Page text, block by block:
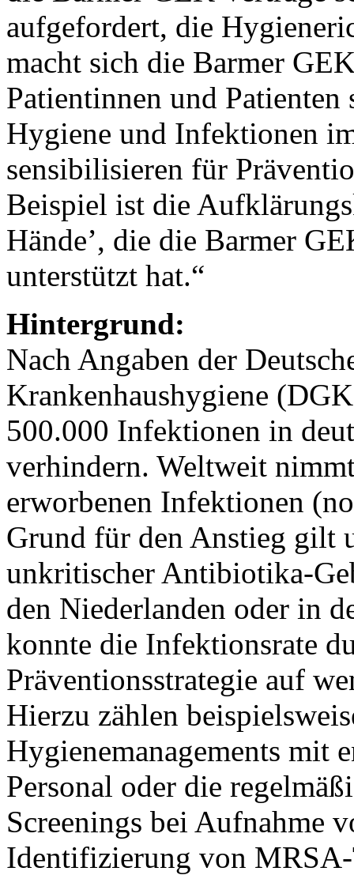
aufgefordert, die
macht sich die Barmer
Patientinnen und
Hygiene und Infektionen
sensibilisieren für
Beispiel ist die
Hände’, die die Barmer
unterstützt hat.“
Hintergrund:
Nach Angaben der
Krankenhaushygiene
500.000 Infektionen in
verhindern. Weltweit
erworbenen Infektionen
Grund für den Anstieg gilt
unkritischer Antibiotika-
den Niederlanden oder in
konnte die Infektionsrate
Präventionsstrategie auf
Hierzu zählen
Hygienemanagements mit
Personal oder die
Screenings bei Aufnahme
Identifizierung von